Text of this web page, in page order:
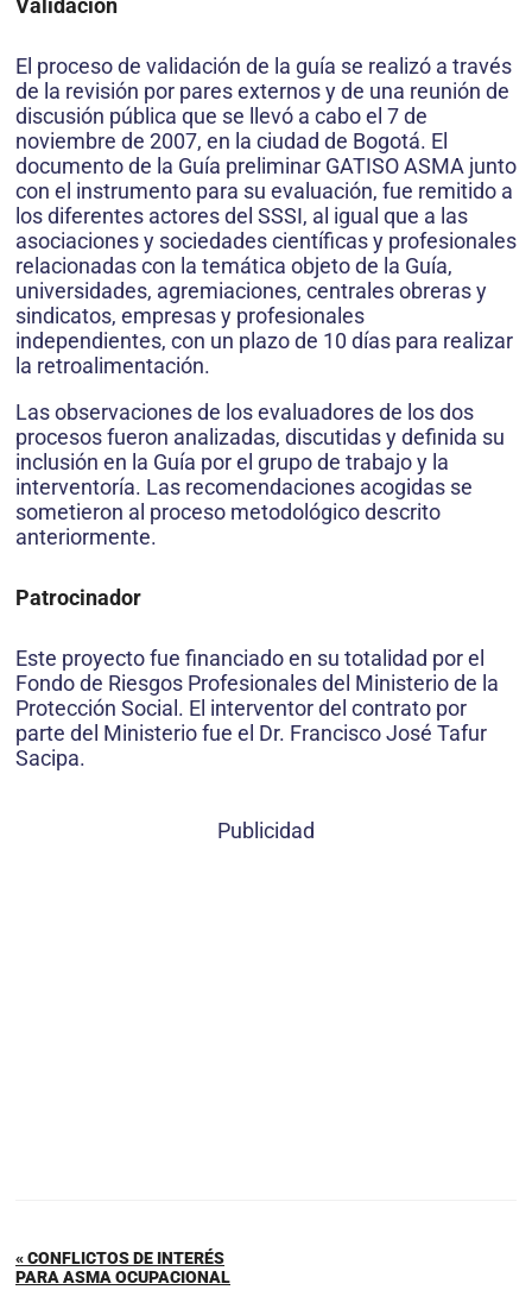
Validación
El proceso de validación de la guía se realizó a través
de la revisión por pares externos y de una reunión de
discusión pública que se llevó a cabo el 7 de
noviembre de 2007, en la ciudad de Bogotá. El
documento de la Guía preliminar GATISO ASMA junto
con el instrumento para su evaluación, fue remitido a
los diferentes actores del SSSI, al igual que a las
asociaciones y sociedades científicas y profesionales
relacionadas con la temática objeto de la Guía,
universidades, agremiaciones, centrales obreras y
sindicatos, empresas y profesionales
independientes, con un plazo de 10 días para realizar
la retroalimentación.
Las observaciones de los evaluadores de los dos
procesos fueron analizadas, discutidas y definida su
inclusión en la Guía por el grupo de trabajo y la
interventoría. Las recomendaciones acogidas se
sometieron al proceso metodológico descrito
anteriormente.
Patrocinador
Este proyecto fue financiado en su totalidad por el
Fondo de Riesgos Profesionales del Ministerio de la
Protección Social. El interventor del contrato por
parte del Ministerio fue el Dr. Francisco José Tafur
Sacipa.
Publicidad
« CONFLICTOS DE INTERÉS
PARA ASMA OCUPACIONAL